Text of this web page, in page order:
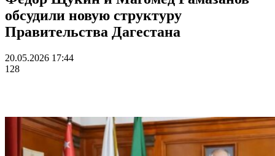
обсудили новую структуру
Правительства Дагестана
20.05.2026 17:44
128